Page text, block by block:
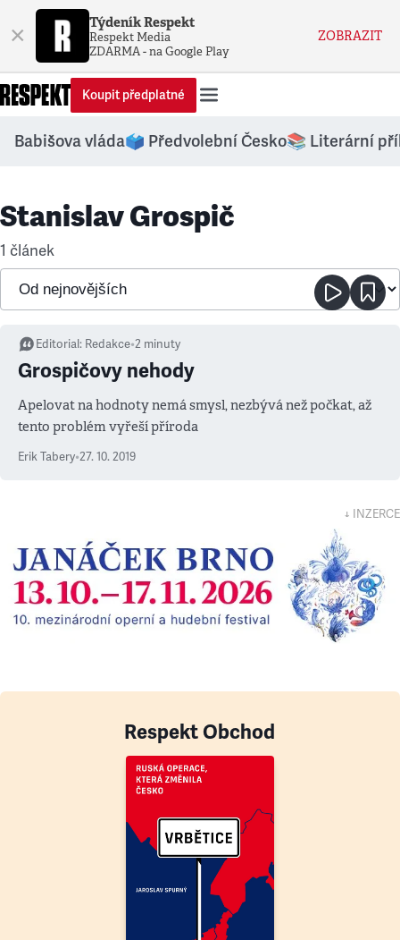
× Týdeník Respekt
Respekt Media
ZDARMA - na Google Play
ZOBRAZIT
Koupit předplatné
Babišova vláda🗳️ Předvolební Česko📚 Literární
Stanislav Grospič
1 článek
Editorial: Redakce•2 minuty
Grospičovy nehody
Apelovat na hodnoty nemá smysl, nezbývá než počkat, až
tento problém vyřeší příroda
Erik Tabery•27. 10. 2019
↓ INZERCE
Respekt Obchod